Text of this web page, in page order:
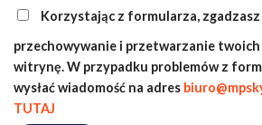
Korzystając z formularza, zgadzasz
przechowywanie i przetwarzanie
witrynę. W przypadku problemów z
wysłać wiadomość na adres
TUTAJ